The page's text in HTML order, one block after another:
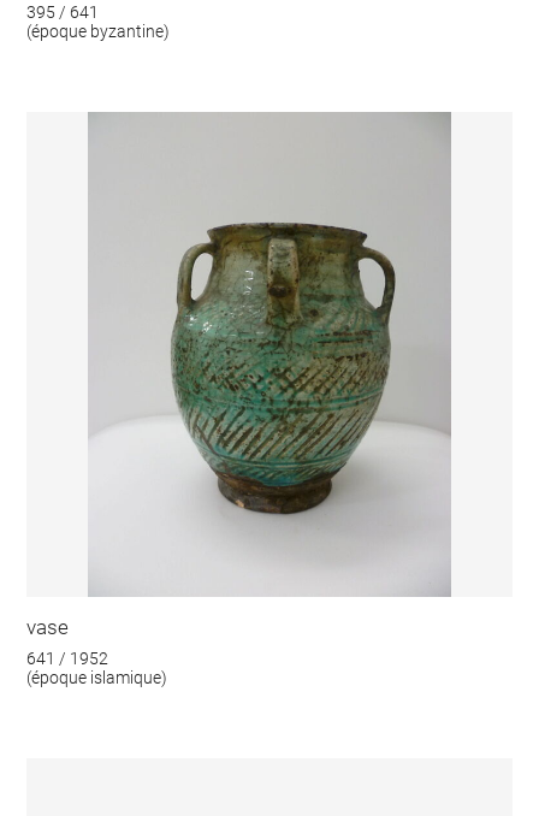
395 / 641
(époque byzantine)
vase
641 / 1952
(époque islamique)